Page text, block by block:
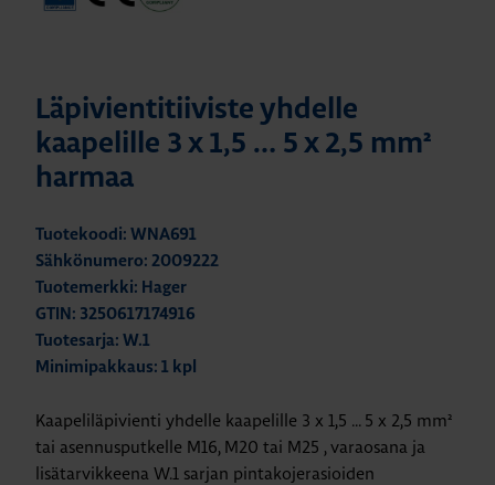
Läpivientitiiviste yhdelle
kaapelille 3 x 1,5 … 5 x 2,5 mm²
harmaa
Tuotekoodi: WNA691
Sähkönumero: 2009222
Tuotemerkki: Hager
GTIN: 3250617174916
Tuotesarja: W.1
Minimipakkaus: 1 kpl
Kaapeliläpivienti yhdelle kaapelille 3 x 1,5 ... 5 x 2,5 mm²
tai asennusputkelle M16, M20 tai M25 , varaosana ja
lisätarvikkeena W.1 sarjan pintakojerasioiden